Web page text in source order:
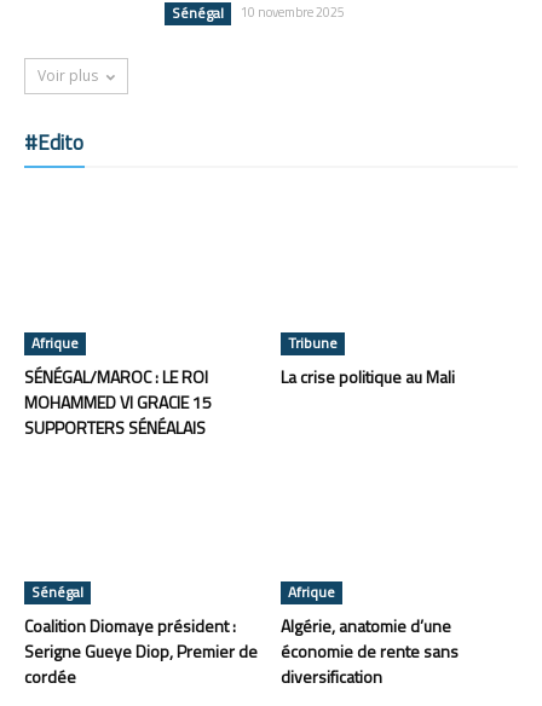
Sénégal 10 novembre 2025
Voir plus
#Edito
Afrique
SÉNÉGAL/MAROC : LE ROI
MOHAMMED VI GRACIE 15
SUPPORTERS SÉNÉALAIS
Tribune
La crise politique au Mali
Sénégal
Coalition Diomaye président :
Serigne Gueye Diop, Premier de
cordée
Afrique
Algérie, anatomie d’une
économie de rente sans
diversification